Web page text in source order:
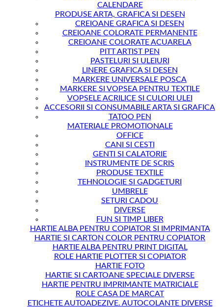
CALENDARE
PRODUSE ARTA, GRAFICA SI DESEN
CREIOANE GRAFICA SI DESEN
CREIOANE COLORATE PERMANENTE
CREIOANE COLORATE ACUARELA
PITT ARTIST PEN
PASTELURI SI ULEIURI
LINERE GRAFICA SI DESEN
MARKERE UNIVERSALE POSCA
MARKERE SI VOPSEA PENTRU TEXTILE
VOPSELE ACRILICE SI CULORI ULEI
ACCESORII SI CONSUMABILE ARTA SI GRAFICA
TATOO PEN
MATERIALE PROMOTIONALE
OFFICE
CANI SI CESTI
GENTI SI CALATORIE
INSTRUMENTE DE SCRIS
PRODUSE TEXTILE
TEHNOLOGIE SI GADGETURI
UMBRELE
SETURI CADOU
DIVERSE
FUN SI TIMP LIBER
HARTIE ALBA PENTRU COPIATOR SI IMPRIMANTA
HARTIE SI CARTON COLOR PENTRU COPIATOR
HARTIE ALBA PENTRU PRINT DIGITAL
ROLE HARTIE PLOTTER SI COPIATOR
HARTIE FOTO
HARTIE SI CARTOANE SPECIALE DIVERSE
HARTIE PENTRU IMPRIMANTE MATRICIALE
ROLE CASA DE MARCAT
ETICHETE AUTOADEZIVE. AUTOCOLANTE DIVERSE